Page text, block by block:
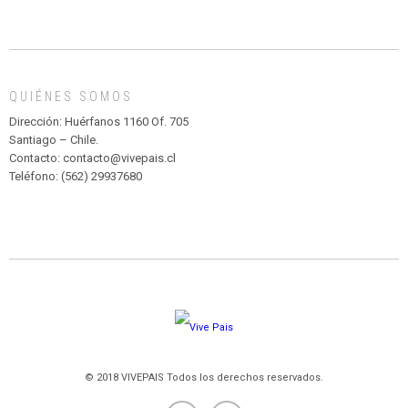
MADAGASCAR
PARQUE
HURATDO
QUIÉNES SOMOS
Dirección: Huérfanos 1160 Of. 705
Santiago – Chile.
Contacto: contacto@vivepais.cl
Teléfono: (562) 29937680
© 2018 VIVEPAIS Todos los derechos reservados.